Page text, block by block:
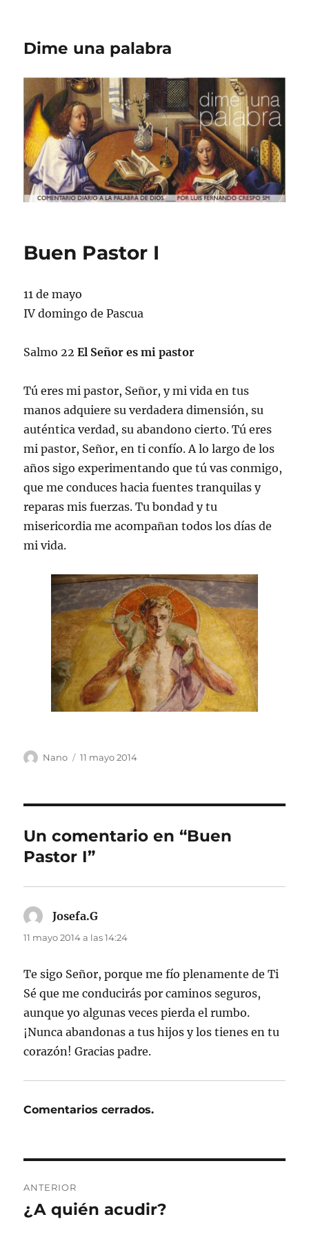
Dime una palabra
Buen Pastor I
11 de mayo
IV domingo de Pascua
Salmo 22El Señor es mi pastor
Tú eres mi pastor, Señor, y mi vida en tus
manos adquiere su verdadera dimensión, su
auténtica verdad, su abandono cierto. Tú eres
mi pastor, Señor, en ti confío. A lo largo de los
años sigo experimentando que tú vas conmigo,
que me conduces hacia fuentes tranquilas y
reparas mis fuerzas. Tu bondad y tu
misericordia me acompañan todos los días de
mi vida.
Autor
Nano
Publicado
11 mayo 2014
Un comentario en “Buen
Pastor I”
Josefa.G
11 mayo 2014 a las 14:24
Te sigo Señor, porque me fío plenamente de Ti
Sé que me conducirás por caminos seguros,
aunque yo algunas veces pierda el rumbo.
¡Nunca abandonas a tus hijos y los tienes en tu
corazón! Gracias padre.
Comentarios cerrados.
de
ANTERIOR
Entrada
¿A quién acudir?